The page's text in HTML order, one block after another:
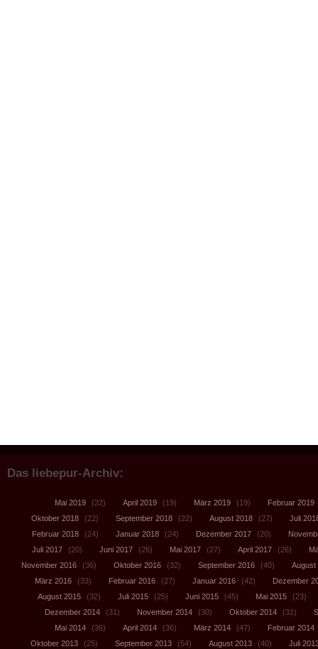
Das liebepur-Archiv:
Mai 2019 (22) April 2019 (19) März 2019 (19) Februar 2019
Oktober 2018
(22) September 2018 (22) August 2018 (27)
Juli
Februar 2018
(24) Januar 2018 (24) Dezember 2017 (20)
Juli 2017
(20) Juni 2017 (26) Mai 2017 (27) April 2017 (26)
November 2016
(36) Oktober 2016 (32) September 2016 (40)
August
März 2016
(33) Februar 2016 (27) Januar 2016 (42)
Dezember
August 2015
(32) Juli 2015 (25) Juni 2015 (45) Mai 2015
(23)
Dezember 2014
(31) November 2014 (30) Oktober 2014 (31)
Mai 2014
(36) April 2014 (36) März 2014 (47) Februar 2014
Oktober 2013
(25) September 2013 (54) August 2013 (40)
Juli